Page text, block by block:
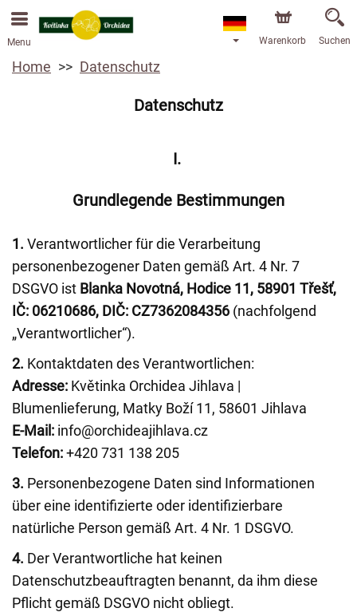
Bestellungen über unseren Onlineshop nehmen wir gerne
entgegen. Der frühestmögliche Liefertermin ist ab dem
13.08.2026 aufgrund von Betriebsurlaub.
Menu Warenkorb Suchen
Home Datenschutz
Datenschutz
I.
Grundlegende Bestimmungen
1. Verantwortlicher für die Verarbeitung
personenbezogener Daten gemäß Art. 4 Nr. 7
DSGVO ist Blanka Novotná, Hodice 11, 58901 Třešť,
IČ: 06210686, DIČ: CZ7362084356 (nachfolgend
„Verantwortlicher“).
2. Kontaktdaten des Verantwortlichen:
Adresse: Květinka Orchidea Jihlava |
Blumenlieferung, Matky Boží 11, 58601 Jihlava
E-Mail: info@orchideajihlava.cz
Telefon:+420 731 138 205
3. Personenbezogene Daten sind Informationen
über eine identifizierte oder identifizierbare
natürliche Person gemäß Art. 4 Nr. 1 DSGVO.
4. Der Verantwortliche hat keinen
Datenschutzbeauftragten benannt, da ihm diese
Pflicht gemäß DSGVO nicht obliegt.